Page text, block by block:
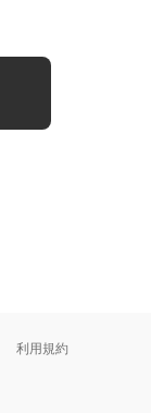
利用規約